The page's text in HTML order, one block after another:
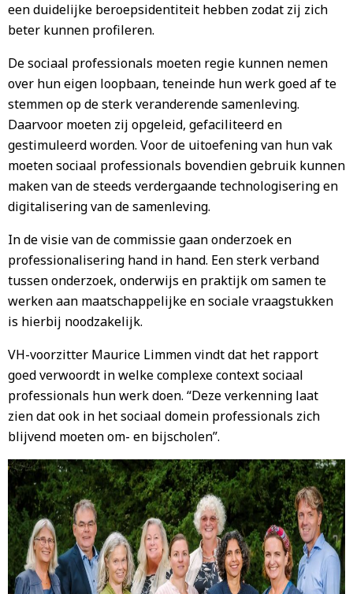
een duidelijke beroepsidentiteit hebben zodat zij zich
beter kunnen profileren.
De sociaal professionals moeten regie kunnen nemen
over hun eigen loopbaan, teneinde hun werk goed af te
stemmen op de sterk veranderende samenleving.
Daarvoor moeten zij opgeleid, gefaciliteerd en
gestimuleerd worden. Voor de uitoefening van hun vak
moeten sociaal professionals bovendien gebruik kunnen
maken van de steeds verdergaande technologisering en
digitalisering van de samenleving.
In de visie van de commissie gaan onderzoek en
professionalisering hand in hand. Een sterk verband
tussen onderzoek, onderwijs en praktijk om samen te
werken aan maatschappelijke en sociale vraagstukken
is hierbij noodzakelijk.
VH-voorzitter Maurice Limmen vindt dat het rapport
goed verwoordt in welke complexe context sociaal
professionals hun werk doen. “Deze verkenning laat
zien dat ook in het sociaal domein professionals zich
blijvend moeten om- en bijscholen”.